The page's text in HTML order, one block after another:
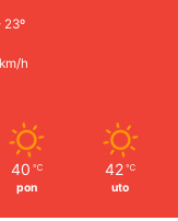
23º
h
40 ℃
pon
42 ℃
uto